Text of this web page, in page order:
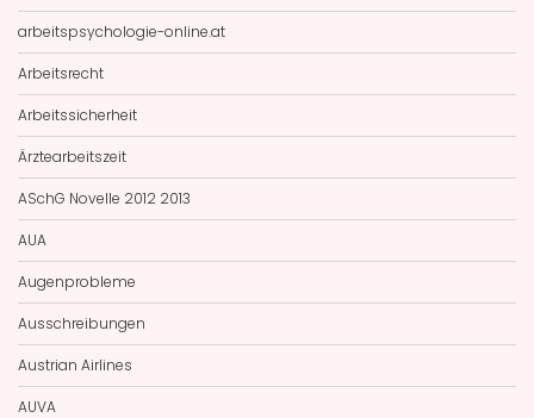
arbeitspsychologie-online.at
Arbeitsrecht
Arbeitssicherheit
Ärztearbeitszeit
ASchG Novelle 2012 2013
AUA
Augenprobleme
Ausschreibungen
Austrian Airlines
AUVA